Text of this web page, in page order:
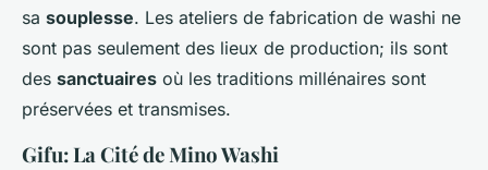
sa souplesse. Les ateliers de fabrication de washi ne
sont pas seulement des lieux de production; ils sont
des sanctuaires où les traditions millénaires sont
préservées et transmises.
Gifu: La Cité de Mino Washi